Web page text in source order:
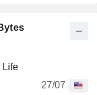
Life
27/07